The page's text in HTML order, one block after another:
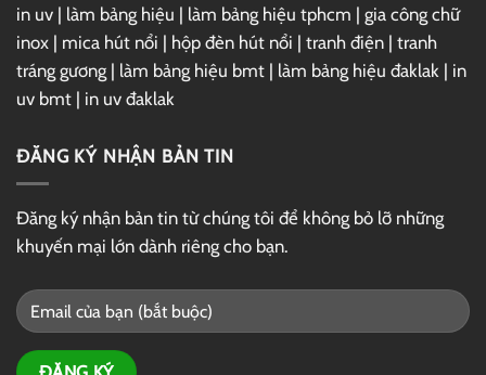
in uv | làm bảng hiệu | làm bảng hiệu tphcm | gia công chữ
inox | mica hút nổi | hộp đèn hút nổi | tranh điện | tranh
tráng gương | làm bảng hiệu bmt | làm bảng hiệu đaklak | in
uv bmt | in uv đaklak
ĐĂNG KÝ NHẬN BẢN TIN
Đăng ký nhận bản tin từ chúng tôi để không bỏ lỡ những
khuyến mại lớn dành riêng cho bạn.